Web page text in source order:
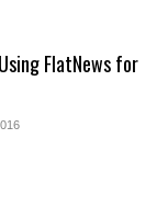
FlatNews for